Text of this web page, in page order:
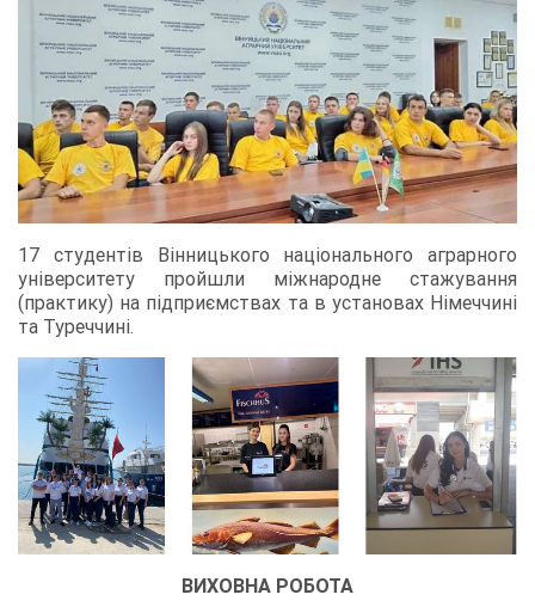
17 студентів Вінницького національного аграрного
університету пройшли міжнародне стажування
(практику) на підприємствах та в установах Німеччині
та Туреччині.
ВИХОВНА РОБОТА